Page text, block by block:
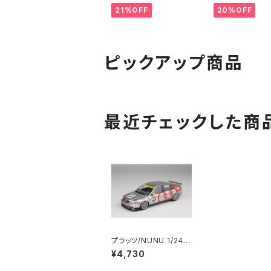
ゲージ 鉄道模型 北海
道（新品 在庫品）
21%OFF 20%OFF
ピックアップ商品
最近チェックした商
プラッツ/NUNU 1/24
レーシングシリーズ ア
ウディ A4 クワトロ 199
¥4,730